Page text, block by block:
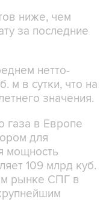
ниже, чем
за последние
нетто-
м в сутки, что на
значения.
газа в Европе
для
мощность
109 млрд куб.
рынке СПГ в